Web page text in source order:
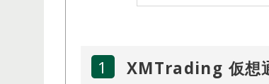
XMTrading 仮想